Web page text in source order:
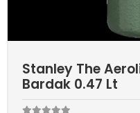
Stanley The
Bardak 0.47 Lt